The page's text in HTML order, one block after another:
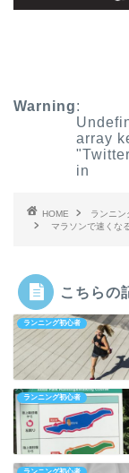
Warning:
array
in
HOME ランニン
マラソンで速くな
こちらの
ランニング初心者
ランニング初心者